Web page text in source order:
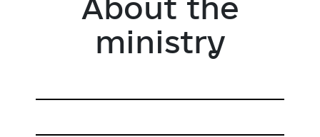
About the
ministry